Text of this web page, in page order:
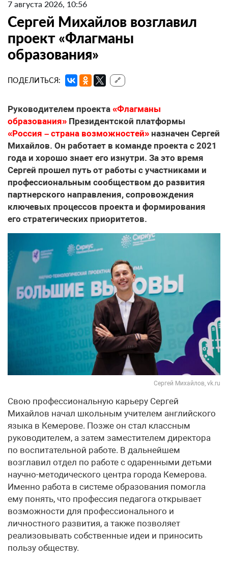
7 августа 2026, 10:56
Сергей Михайлов возглавил
проект «Флагманы
образования»
ПОДЕЛИТЬСЯ: 🔗
Руководителем проекта «Флагманы
образования» Президентской платформы
«Россия – страна возможностей» назначен Сергей
Михайлов. Он работает в команде проекта с 2021
года и хорошо знает его изнутри. За это время
Сергей прошел путь от работы с участниками и
профессиональным сообществом до развития
партнерского направления, сопровождения
ключевых процессов проекта и формирования
его стратегических приоритетов.
Сергей Михайлов, vk.ru
Свою профессиональную карьеру Сергей
Михайлов начал школьным учителем английского
языка в Кемерове. Позже он стал классным
руководителем, а затем заместителем директора
по воспитательной работе. В дальнейшем
возглавил отдел по работе с одаренными детьми
научно-методического центра города Кемерова.
Именно работа в системе образования помогла
ему понять, что профессия педагога открывает
возможности для профессионального и
личностного развития, а также позволяет
реализовывать собственные идеи и приносить
пользу обществу.